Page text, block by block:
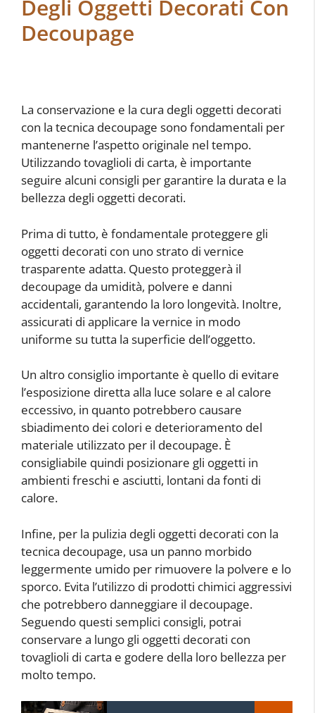
Degli Oggetti Decorati Con
Decoupage
La conservazione e la cura degli oggetti decorati
con la tecnica decoupage sono fondamentali per
mantenerne l’aspetto originale nel tempo.
Utilizzando tovaglioli di carta, è importante
seguire alcuni consigli per garantire la durata e la
bellezza degli oggetti decorati.
Prima di tutto, è fondamentale proteggere gli
oggetti decorati con uno strato di vernice
trasparente adatta. Questo proteggerà il
decoupage da umidità, polvere e danni
accidentali, garantendo la loro longevità. Inoltre,
assicurati di applicare la vernice in modo
uniforme su tutta la superficie dell’oggetto.
Un altro consiglio importante è quello di evitare
l’esposizione diretta alla luce solare e al calore
eccessivo, in quanto potrebbero causare
sbiadimento dei colori e deterioramento del
materiale utilizzato per il decoupage. È
consigliabile quindi posizionare gli oggetti in
ambienti freschi e asciutti, lontani da fonti di
calore.
Infine, per la pulizia degli oggetti decorati con la
tecnica decoupage, usa un panno morbido
leggermente umido per rimuovere la polvere e lo
sporco. Evita l’utilizzo di prodotti chimici aggressivi
che potrebbero danneggiare il decoupage.
Seguendo questi semplici consigli, potrai
conservare a lungo gli oggetti decorati con
tovaglioli di carta e godere della loro bellezza per
molto tempo.